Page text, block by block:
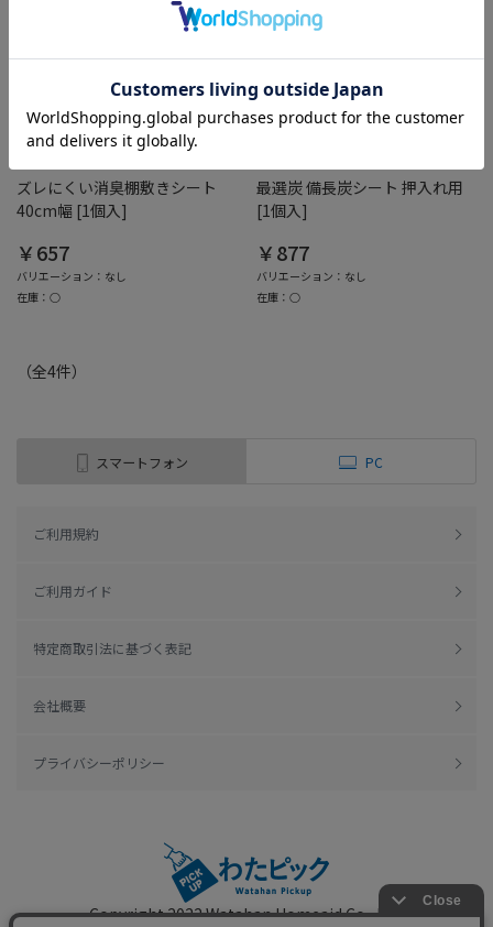
綿半ホームエイド
ズレにくい消臭棚敷きシート
40cm幅 [1個入]
￥657
バリエーション：なし
在庫：○
最選炭 備長炭シート 押入れ用
[1個入]
￥877
バリエーション：なし
在庫：○
（全4件）
スマートフォン PC
ご利用規約
ご利用ガイド
特定商取引法に基づく表記
会社概要
プライバシーポリシー
Copyright 2022Watahan Homeaid Co., Ltd.